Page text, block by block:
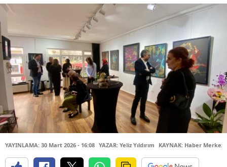
YAYINLAMA: 30 Mart 2026 - 16:08 YAZAR: Yeliz Yıldırım KAYNAK: Haber Merkezi